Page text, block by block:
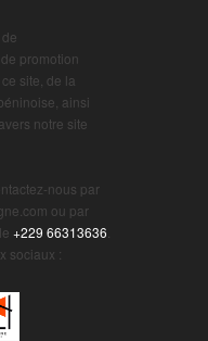
promotion
site, de la
ainsi
notre site
nous par
ou par
+229 66313636
sociaux :